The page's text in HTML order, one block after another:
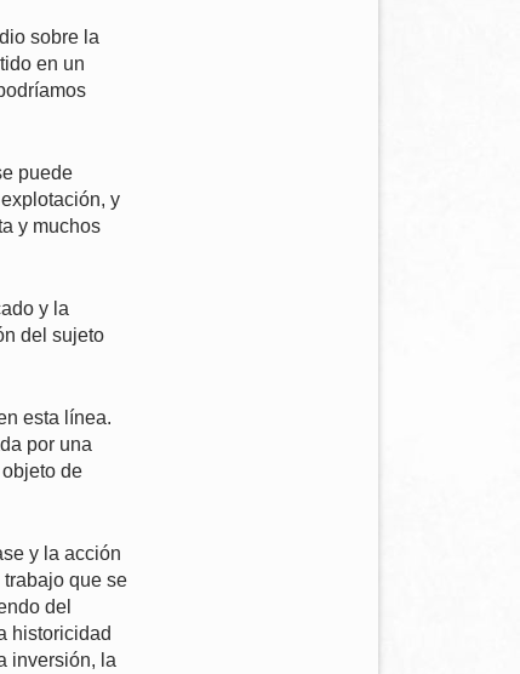
sobre la
en un
puede
y
y muchos
y la
del sujeto
esta línea.
por una
de
y la acción
que se
del
historicidad
inversión, la